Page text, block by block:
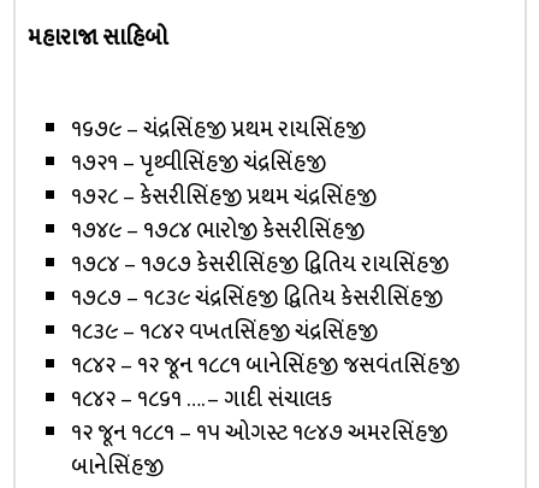
મહારાજા સાહિબો
૧૬૭૯ – ચંદ્રસિંહજી પ્રથમ રાયસિંહજી
૧૭૨૧ – પૃથ્વીસિંહજી ચંદ્રસિંહજી
૧૭૨૮ – કેસરીસિંહજી પ્રથમ ચંદ્રસિંહજી
૧૭૪૯ – ૧૭૮૪ ભારોજી કેસરીસિંહજી
૧૭૮૪ – ૧૭૮૭ કેસરીસિંહજી દ્વિતિય રાયસિંહજી
૧૭૮૭ – ૧૮૩૯ ચંદ્રસિંહજી દ્વિતિય કેસરીસિંહજી
૧૮૩૯ – ૧૮૪૨ વખતસિંહજી ચંદ્રસિંહજી
૧૮૪૨ – ૧૨ જૂન ૧૮૮૧ બાનેસિંહજી જસવંતસિંહજી
૧૮૪૨ – ૧૮૬૧ …. – ગાદી સંચાલક
૧૨ જૂન ૧૮૮૧ – ૧૫ ઓગસ્ટ ૧૯૪૭ અમરસિંહજી
બાનેસિંહજી